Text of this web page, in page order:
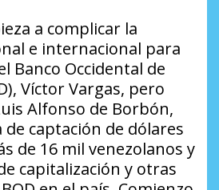
a complicar la
e internacional para
Banco Occidental de
Víctor Vargas, pero
Alfonso de Borbón,
captación de dólares
de 16 mil venezolanos y
capitalización y otras